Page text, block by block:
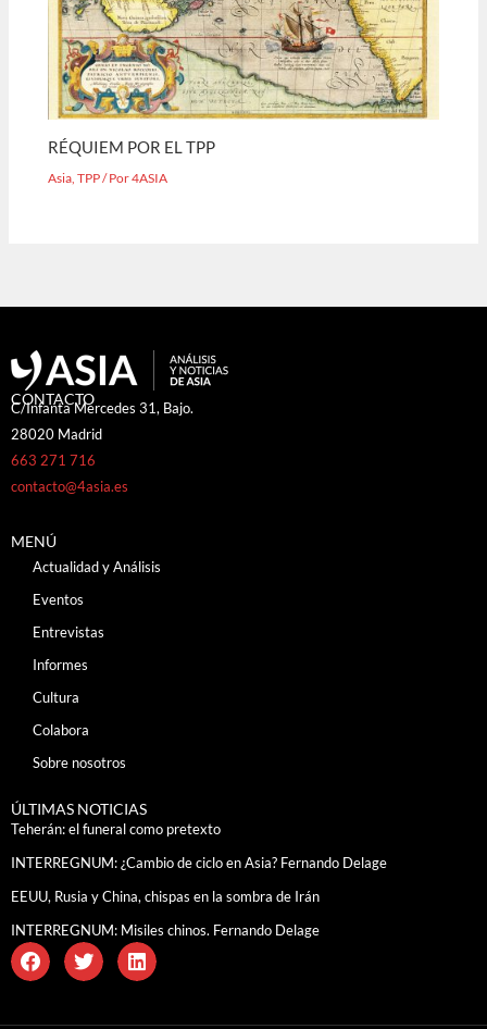
RÉQUIEM POR EL TPP
Asia ,TPP/ Por4ASIA
CONTACTO
C/Infanta Mercedes 31, Bajo.
28020 Madrid
663 271 716
contacto@4asia.es
MENÚ
Actualidad y Análisis
Eventos
Entrevistas
Informes
Cultura
Colabora
Sobre nosotros
ÚLTIMAS NOTICIAS
Teherán: el funeral como pretexto
INTERREGNUM: ¿Cambio de ciclo en Asia? Fernando Delage
EEUU, Rusia y China, chispas en la sombra de Irán
INTERREGNUM: Misiles chinos. Fernando Delage